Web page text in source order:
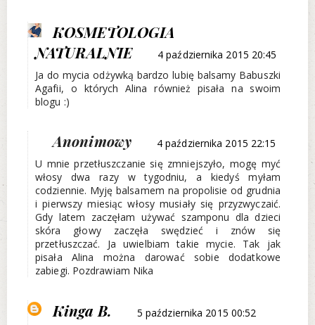
KOSMETOLOGIA
NATURALNIE
4 października 2015 20:45
Ja do mycia odżywką bardzo lubię balsamy Babuszki
Agafii, o których Alina również pisała na swoim
blogu :)
Anonimowy
4 października 2015 22:15
U mnie przetłuszczanie się zmniejszyło, mogę myć
włosy dwa razy w tygodniu, a kiedyś myłam
codziennie. Myję balsamem na propolisie od grudnia
i pierwszy miesiąc włosy musiały się przyzwyczaić.
Gdy latem zaczęłam używać szamponu dla dzieci
skóra głowy zaczęła swędzieć i znów się
przetłuszczać. Ja uwielbiam takie mycie. Tak jak
pisała Alina można darować sobie dodatkowe
zabiegi. Pozdrawiam Nika
Kinga B.
5 października 2015 00:52